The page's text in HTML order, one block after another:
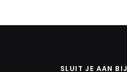
SLUIT JE AAN BIJ